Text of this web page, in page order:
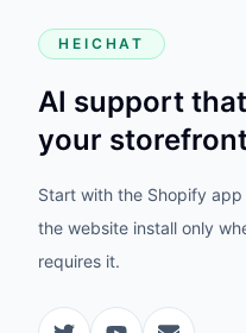
HEICHAT
AI support
your
Start with the Shopify
the website install only
requires it.